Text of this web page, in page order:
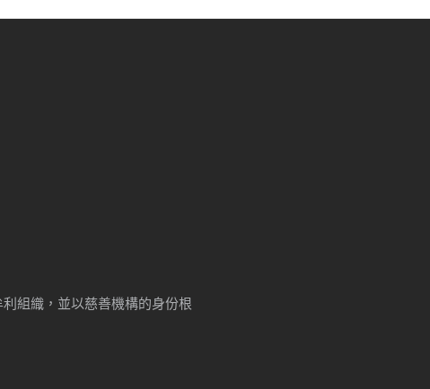
組織，並以慈善機構的身份根